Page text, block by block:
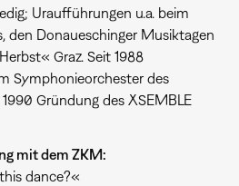
Uraufführungen u.a. beim
den Donaueschinger Musiktagen
Graz. Seit 1988
Symphonieorchester des
Gründung des XSEMBLE
mit dem ZKM:
dance?«